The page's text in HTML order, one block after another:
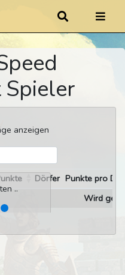
Spieler
anzeigen
..
Dörfer Punkte pro
Wird